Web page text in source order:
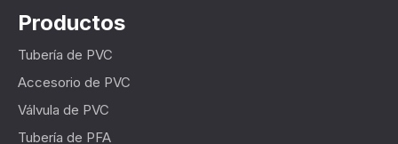
Productos
Tubería de PVC
Accesorio de PVC
Válvula de PVC
Tubería de PFA